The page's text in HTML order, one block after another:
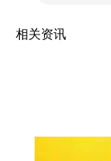
相关资讯